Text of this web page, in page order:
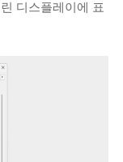
디스플레이에 표